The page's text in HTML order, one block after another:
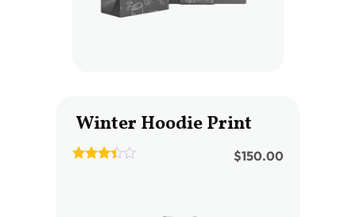
Winter Hoodie Print
$150.00